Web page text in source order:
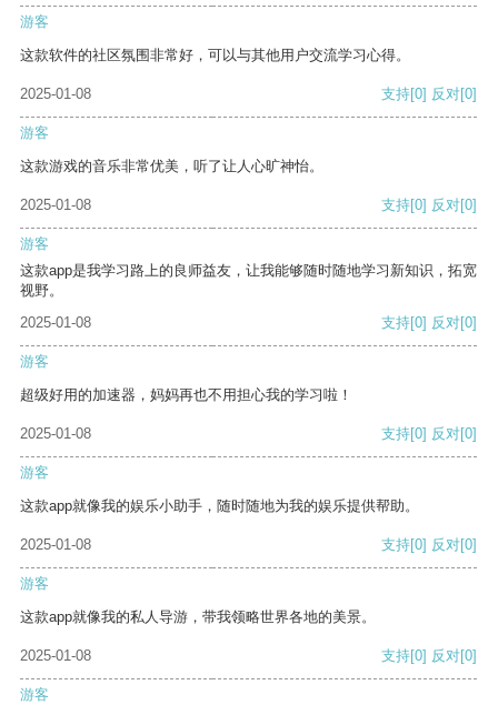
游客
这款软件的社区氛围非常好，可以与其他用户交流学习心得。
2025-01-08 支持[0] 反对[0]
游客
这款游戏的音乐非常优美，听了让人心旷神怡。
2025-01-08 支持[0] 反对[0]
游客
这款app是我学习路上的良师益友，让我能够随时随地学习新知识，拓宽
视野。
2025-01-08
支持[0] 反对[0]
游客
超级好用的加速器，妈妈再也不用担心我的学习啦！
2025-01-08 支持[0] 反对[0]
游客
这款app就像我的娱乐小助手，随时随地为我的娱乐提供帮助。
2025-01-08 支持[0] 反对[0]
游客
这款app就像我的私人导游，带我领略世界各地的美景。
2025-01-08 支持[0] 反对[0]
游客